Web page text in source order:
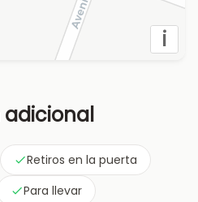
i
Retiros en la puerta
Para llevar